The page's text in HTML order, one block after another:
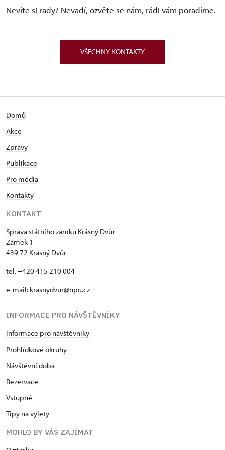
Nevíte si rady? Nevadí, ozvěte se nám, rádi vám poradíme.
VŠECHNY KONTAKTY
Domů
Akce
Zprávy
Publikace
Pro média
Kontakty
KONTAKT
Správa státního zámku Krásný Dvůr
Zámek 1
439 72 Krásný Dvůr
tel. +420 415 210 004
e-mail: krasnydvur@npu.cz
INFORMACE PRO NÁVŠTĚVNÍKY
Informace pro návštěvníky
Prohlídkové okruhy
Návštěvní doba
Rezervace
Vstupné
Tipy na výlety
MOHLO BY VÁS ZAJÍMAT